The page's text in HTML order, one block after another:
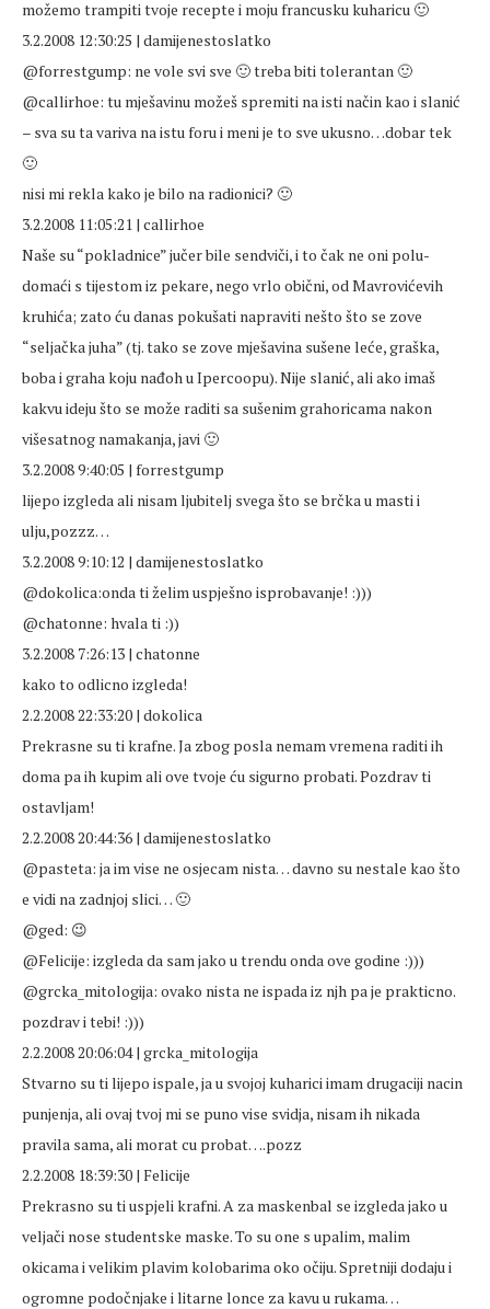
možemo trampiti tvoje recepte i moju francusku kuharicu 🙂
3.2.2008 12:30:25 | damijenestoslatko
@forrestgump: ne vole svi sve 🙂 treba biti tolerantan 🙂
@callirhoe: tu mješavinu možeš spremiti na isti način kao i slanić
– sva su ta variva na istu foru i meni je to sve ukusno…dobar tek
🙂
nisi mi rekla kako je bilo na radionici? 🙂
3.2.2008 11:05:21 | callirhoe
Naše su “pokladnice” jučer bile sendviči, i to čak ne oni polu-
domaći s tijestom iz pekare, nego vrlo obični, od Mavrovićevih
kruhića; zato ću danas pokušati napraviti nešto što se zove
“seljačka juha” (tj. tako se zove mješavina sušene leće, graška,
boba i graha koju nađoh u Ipercoopu). Nije slanić, ali ako imaš
kakvu ideju što se može raditi sa sušenim grahoricama nakon
višesatnog namakanja, javi 🙂
3.2.2008 9:40:05 | forrestgump
lijepo izgleda ali nisam ljubitelj svega što se brčka u masti i
ulju,pozzz…
3.2.2008 9:10:12 | damijenestoslatko
@dokolica:onda ti želim uspješno isprobavanje! :)))
@chatonne: hvala ti :))
3.2.2008 7:26:13 | chatonne
kako to odlicno izgleda!
2.2.2008 22:33:20 | dokolica
Prekrasne su ti krafne. Ja zbog posla nemam vremena raditi ih
doma pa ih kupim ali ove tvoje ću sigurno probati. Pozdrav ti
ostavljam!
2.2.2008 20:44:36 | damijenestoslatko
@pasteta: ja im vise ne osjecam nista… davno su nestale kao što
e vidi na zadnjoj slici… 🙂
@ged: 😉
@Felicije: izgleda da sam jako u trendu onda ove godine :)))
@grcka_mitologija: ovako nista ne ispada iz njh pa je prakticno.
pozdrav i tebi! :)))
2.2.2008 20:06:04 | grcka_mitologija
Stvarno su ti lijepo ispale, ja u svojoj kuharici imam drugaciji nacin
punjenja, ali ovaj tvoj mi se puno vise svidja, nisam ih nikada
pravila sama, ali morat cu probat….pozz
2.2.2008 18:39:30 | Felicije
Prekrasno su ti uspjeli krafni. A za maskenbal se izgleda jako u
veljači nose studentske maske. To su one s upalim, malim
okicama i velikim plavim kolobarima oko očiju. Spretniji dodaju i
ogromne podočnjake i litarne lonce za kavu u rukama…